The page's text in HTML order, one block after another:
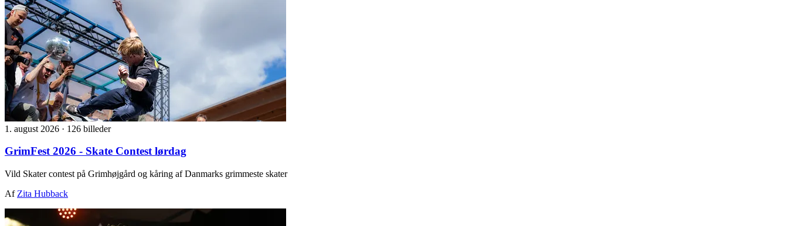
1. august 2026 · 126 billeder
GrimFest 2026 - Skate Contest lørdag
Vild Skater contest på Grimhøjgård og kåring af Danmarks grimmeste skater
Af Zita Hubback